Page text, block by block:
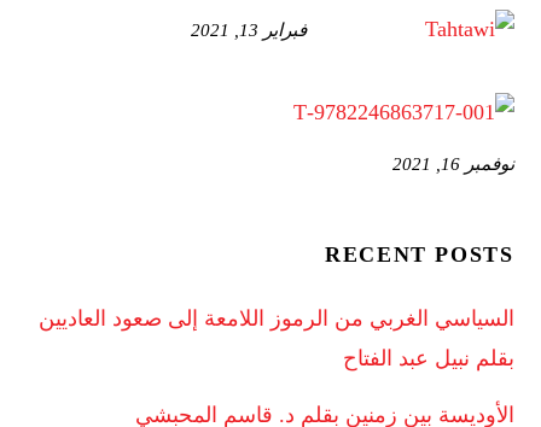
فبراير 13, 2021
نوفمبر 16, 2021
RECENT POSTS
السياسي الغربي من الرموز اللامعة إلى صعود العاديين
بقلم نبيل عبد الفتاح
الأوديسة بين زمنين بقلم د. قاسم المحبشي